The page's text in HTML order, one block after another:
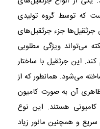
که توسط گروه تولیدی
جزء جرثقیل‌های
می‌تواند ویژگی مطلوبی
این جرثقیل با ساختار
می‌شود. همانطور که از
آن به صورت کامیون
هستند. این نوع
و همچنین مانور زیاد